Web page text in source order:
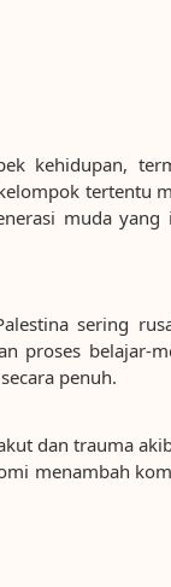
kehidupan,
tertentu
muda yang
sering
proses belajar-
penuh.
dan trauma
menambah